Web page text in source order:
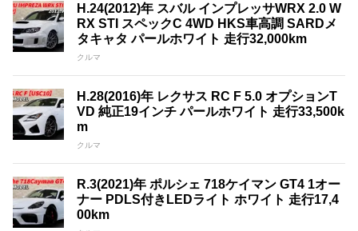
H.24(2012)年 スバル インプレッサWRX 2.0 W
RX STI スペックC 4WD HKS車高調 SARDメ
タキャタ パールホワイト 走行32,000km
クルマ
H.28(2016)年 レクサス RC F 5.0 オプションT
VD 純正19インチ パールホワイト 走行33,500k
m
クルマ
R.3(2021)年 ポルシェ 718ケイマン GT4 1オー
ナー PDLS付きLEDライト ホワイト 走行17,4
00km